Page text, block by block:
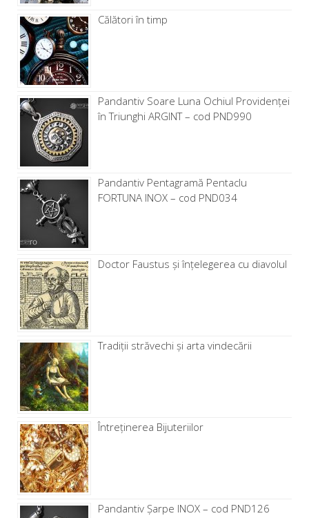
Călători în timp
Pandantiv Soare Luna Ochiul Providenței
în Triunghi ARGINT – cod PND990
Pandantiv Pentagramă Pentaclu
FORTUNA INOX – cod PND034
Doctor Faustus și înțelegerea cu diavolul
Tradiții străvechi și arta vindecării
Întreținerea Bijuteriilor
Pandantiv Șarpe INOX – cod PND126